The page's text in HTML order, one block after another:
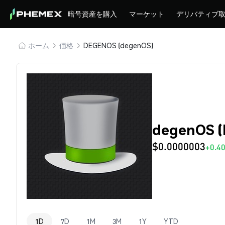
暗号資産を購入 マーケット デリバティブ
ホーム 価格 DEGENOS (degenOS)
degenOS
$0.0000003
1D 7D 1M 3M 1Y YTD